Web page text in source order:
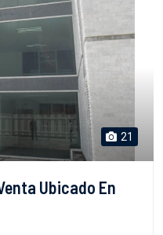
21
Ubicado En